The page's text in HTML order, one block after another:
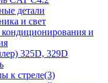
детали
и свет
и
325D, 329D
к стреле(3)